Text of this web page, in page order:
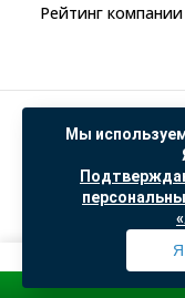
Рейтинг
Политика
Согласие на
"© ООО “САНТЕХГИД”, 2026.
офертой, цены
Мы
Я
Профиль